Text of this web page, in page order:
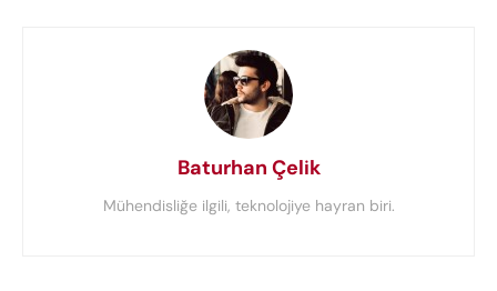
Baturhan Çelik
Mühendisliğe ilgili, teknolojiye hayran biri.